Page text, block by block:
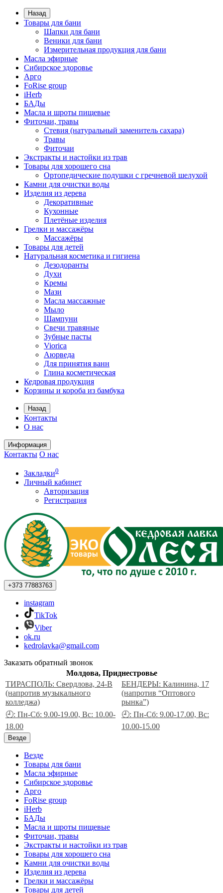
Назад
Товары для бани
Шапки для бани
Веники для бани
Измерительная продукция для бани
Масла эфирные
Сибирское здоровье
Арго
FoRise group
iHerb
БАДы
Масла и шроты пищевые
Фиточаи, травы
Стевия (натуральный заменитель сахара)
Травы
Фиточаи
Экстракты и настойки из трав
Товары для хорошего сна
Ортопедические подушки с гречневой шелухой
Камни для очистки воды
Изделия из дерева
Декоративные
Кухонные
Плетёные изделия
Грелки и массажёры
Массажёры
Товары для детей
Натуральная косметика и гигиена
Дезодоранты
Духи
Кремы
Мази
Масла массажные
Мыло
Шампуни
Свечи травяные
Зубные пасты
Viorica
Аюрведа
Для принятия ванн
Глина косметическая
Кедровая продукция
Корзины и короба из бамбука
Назад
Контакты
О нас
Информация
Контакты О нас
Закладки0
Личный кабинет
Авторизация
Регистрация
+373 77883763
instagram
TikTok
Viber
ok.ru
kedrolavka@gmail.com
Заказать обратный звонок
Молдова, Приднестровье
ТИРАСПОЛЬ: Свердлова, 24-В
(напротив музыкального
колледжа)
БЕНДЕРЫ: Калинина, 17
(напротив “Оптового
рынка”)
🕘: Пн-Сб: 9.00-19.00, Вс: 10.00-
18.00
🕘: Пн-Сб: 9.00-17.00, Вс:
10.00-15.00
Везде
Везде
Товары для бани
Масла эфирные
Сибирское здоровье
Арго
FoRise group
iHerb
БАДы
Масла и шроты пищевые
Фиточаи, травы
Экстракты и настойки из трав
Товары для хорошего сна
Камни для очистки воды
Изделия из дерева
Грелки и массажёры
Товары для детей